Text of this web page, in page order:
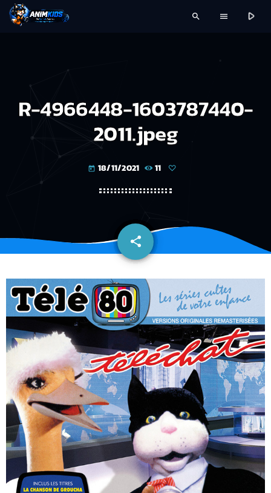
search menu play_arrow
R-4966448-1603787440-
2011.jpeg
today 18/11/2021 11
share
email